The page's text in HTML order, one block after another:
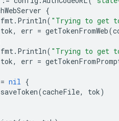
{
fmt. Println( "Trying to get
tok, err = getTokenFromWeb(
fmt. Println( "Trying to get
tok, err =
nil {
saveToken(cacheFile, tok)